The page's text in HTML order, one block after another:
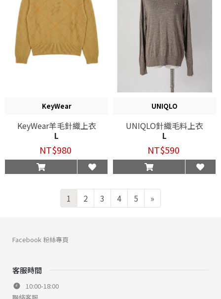
KeyWear
KeyWear羊毛針織上衣
L
NT$980
UNIQLO
UNIQLO針織毛料上衣
L
NT$590
1 2 3 4 5 »
客服時間
10:00-18:00
Facebook 粉絲專頁